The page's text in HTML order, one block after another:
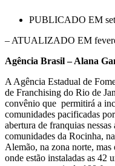
PUBLICADO EM
– ATUALIZADO EM
Agência Brasil – Alana
A Agência Estadual de
de Franchising do Rio de
convênio que permitirá a
comunidades pacificadas
abertura de franquias
comunidades da Rocinha,
Alemão, na zona norte,
onde estão instaladas as 42